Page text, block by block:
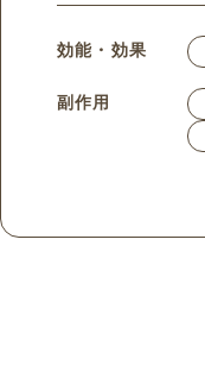
効能・効果
副作用